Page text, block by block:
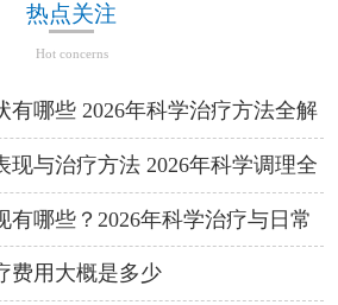
热点关注
Hot concerns
有哪些 2026年科学治疗方法全解
现与治疗方法 2026年科学调理全
有哪些？2026年科学治疗与日常
费用大概是多少